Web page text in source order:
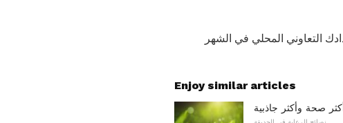
التعاوني المحلي في الشهر
Enjoy similar articles
صحة وأكثر جاذبية